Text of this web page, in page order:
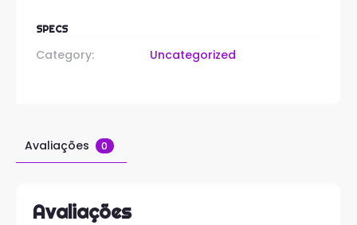
SPECS
Category: Uncategorized
Avaliações 0
Avaliações